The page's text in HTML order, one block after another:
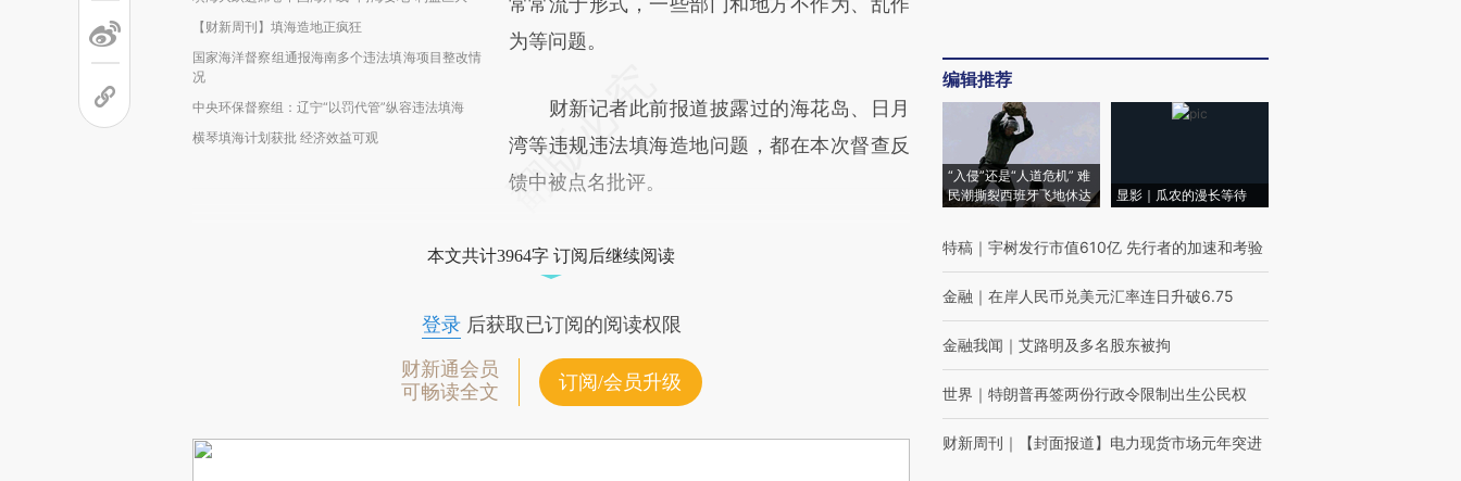
【财新周刊】填海造地正疯狂
国家海洋督察组通报海南多个违法填海项目整改情
况
中央环保督察组：辽宁“以罚代管”纵容违法填海
横琴填海计划获批 经济效益可观
为等问题。
财新记者此前报道披露过的海花岛、日月
湾等违规违法填海造地问题，都在本次督查反
馈中被点名批评。
本文共计3964字 订阅后继续阅读
登录后获取已订阅的阅读权限
财新通会员
可畅读全文
订阅/会员升级
编辑推荐
“入侵”还是“人道危机” 难
民潮撕裂西班牙飞地休达
显影｜瓜农的漫长等待
特稿 ｜ 宇树发行市值610亿 先行者的加速和考验
金融 ｜ 在岸人民币兑美元汇率连日升破6.75
金融我闻 ｜ 艾路明及多名股东被拘
世界 ｜ 特朗普再签两份行政令限制出生公民权
财新周刊 ｜ 【封面报道】电力现货市场元年突进